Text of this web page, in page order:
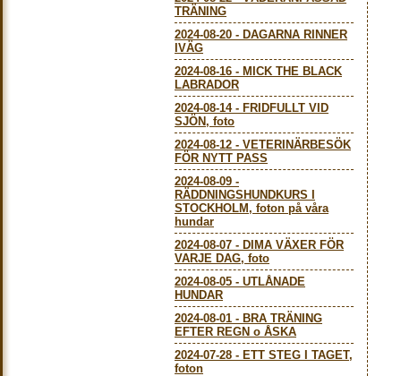
TRÄNING
2024-08-20 - DAGARNA RINNER
IVÄG
2024-08-16 - MICK THE BLACK
LABRADOR
2024-08-14- FRIDFULLT VID
SJÖN, foto
2024-08-12 - VETERINÄRBESÖK
FÖR NYTT PASS
2024-08-09 -
RÄDDNINGSHUNDKURS I
STOCKHOLM, foton på våra
hundar
2024-08-07 - DIMA VÄXER FÖR
VARJE DAG, foto
2024-08-05 - UTLÅNADE
HUNDAR
2024-08-01 - BRA TRÄNING
EFTER REGN o ÅSKA
2024-07-28 - ETT STEG I TAGET,
foton